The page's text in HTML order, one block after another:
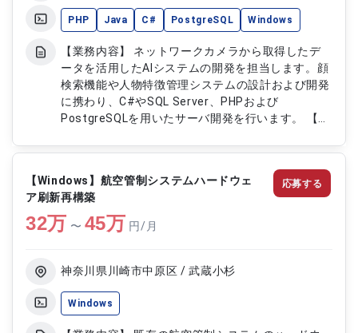
PHP Java C# PostgreSQL Windows
【業務内容】 ネットワークカメラから取得したデ
ータを活用したAIシステムの開発を担当します。顔
検索機能や人物特徴管理システムの設計および開発
に携わり、C#やSQL Server、PHPおよび
PostgreSQLを用いたサーバ開発を行います。 【作
顔検索サーバの開発（PHP、PostgreSQL） ・人物
特徴管理機能の設計および実装 ・データベース設
計および連携対応
【Windows】航空管制システムハードウェ
ア刷新再構築
32万 〜 45万 円/月
神奈川県川崎市中原区 / 武蔵小杉
Windows
応募する